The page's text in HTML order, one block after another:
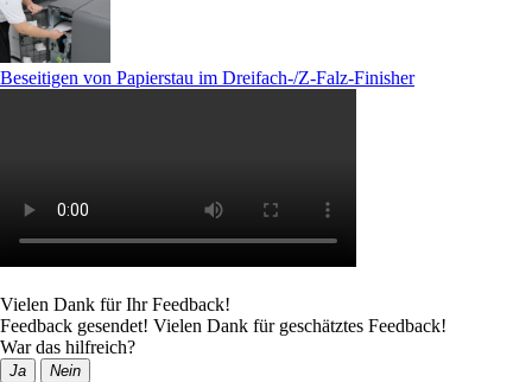
Beseitigen von Papierstau im Dreifach-/Z-Falz-Finisher
Vielen Dank für Ihr Feedback!
Feedback gesendet! Vielen Dank für geschätztes Feedback!
War das hilfreich?
Ja Nein